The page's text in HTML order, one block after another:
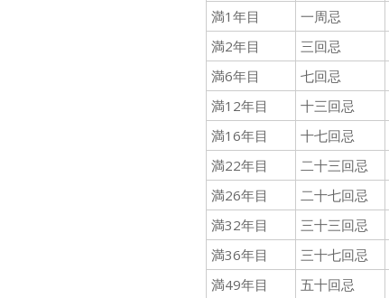
満1年目
一周忌
満2年目
三回忌
満6年目
七回忌
満12年目
十三回忌
満16年目
十七回忌
満22年目
二十三回忌
満26年目
二十七回忌
満32年目
三十三回忌
満36年目
三十七回忌
満49年目
五十回忌